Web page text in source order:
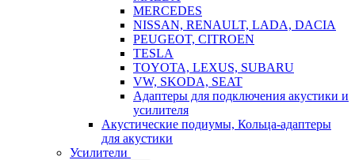
MERCEDES
NISSAN, RENAULT, LADA, DACIA
PEUGEOT, CITROEN
TESLA
TOYOTA, LEXUS, SUBARU
VW, SKODA, SEAT
Адаптеры для подключения акустики и
усилителя
Акустические подиумы, Кольца-адаптеры
для акустики
Усилители